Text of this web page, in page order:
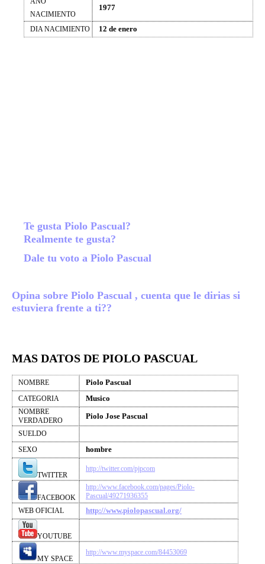
NACIMIENTO
1977
DIA NACIMIENTO 12 de enero
Te gusta Piolo Pascual?
Realmente te gusta?
Dale tu voto a Piolo Pascual
Opina sobre Piolo Pascual , cuenta que le dirias si
estuviera frente a ti??
MAS DATOS DE PIOLO PASCUAL
NOMBRE Piolo Pascual
CATEGORIA Musico
NOMBRE
VERDADERO
Piolo Jose Pascual
SUELDO
SEXO
hombre
TWITTER
http://twitter.com/pjpcom
FACEBOOK
http://www.facebook.com/pages/Piolo-
Pascual/49271936355
WEB OFICIAL
http://www.piolopascual.org/
YOUTUBE
MY SPACE
http://www.myspace.com/84453069